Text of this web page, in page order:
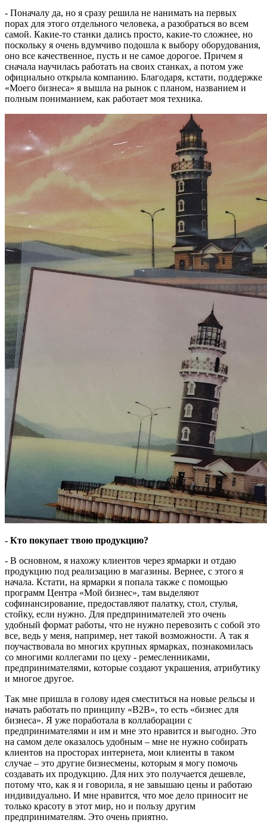
- Поначалу да, но я сразу решила не нанимать на первых
порах для этого отдельного человека, а разобраться во всем
самой. Какие-то станки дались просто, какие-то сложнее, но
поскольку я очень вдумчиво подошла к выбору оборудования,
оно все качественное, пусть и не самое дорогое. Причем я
сначала научилась работать на своих станках, а потом уже
официально открыла компанию. Благодаря, кстати, поддержке
«Моего бизнеса» я вышла на рынок с планом, названием и
полным пониманием, как работает моя техника.
- Кто покупает твою продукцию?
- В основном, я нахожу клиентов через ярмарки и отдаю
продукцию под реализацию в магазины. Вернее, с этого я
начала. Кстати, на ярмарки я попала также с помощью
программ Центра «Мой бизнес», там выделяют
софинансирование, предоставляют палатку, стол, стулья,
стойку, если нужно. Для предпринимателей это очень
удобный формат работы, что не нужно перевозить с собой это
все, ведь у меня, например, нет такой возможности. А так я
поучаствовала во многих крупных ярмарках, познакомилась
со многими коллегами по цеху - ремесленниками,
предпринимателями, которые создают украшения, атрибутику
и многое другое.
Так мне пришла в голову идея сместиться на новые рельсы и
начать работать по принципу «B2B», то есть «бизнес для
бизнеса». Я уже поработала в коллаборации с
предпринимателями и им и мне это нравится и выгодно. Это
на самом деле оказалось удобным – мне не нужно собирать
клиентов на просторах интернета, мои клиенты в таком
случае – это другие бизнесмены, которым я могу помочь
создавать их продукцию. Для них это получается дешевле,
потому что, как я и говорила, я не завышаю цены и работаю
индивидуально. И мне нравится, что мое дело приносит не
только красоту в этот мир, но и пользу другим
предпринимателям. Это очень приятно.